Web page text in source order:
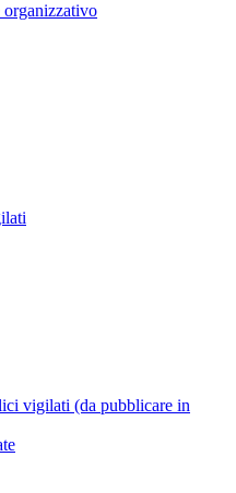
organizzativo
vigilati (da pubblicare in